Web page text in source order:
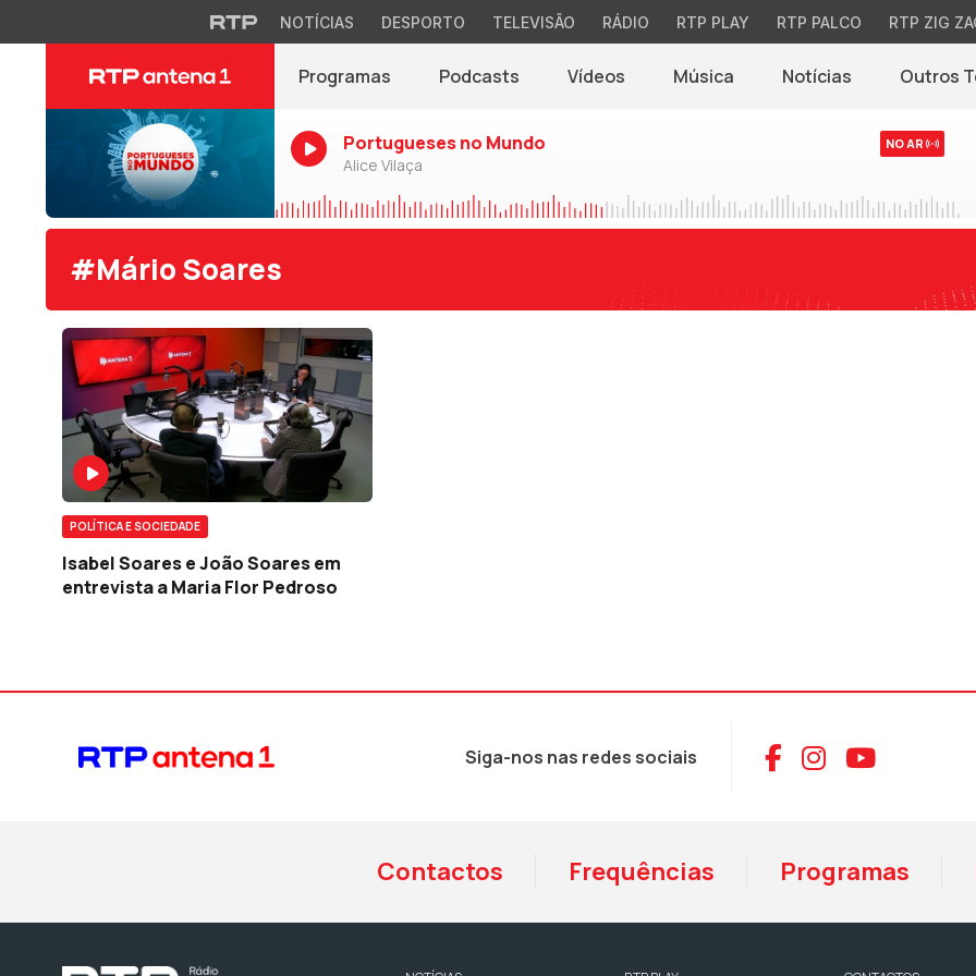
NOTÍCIAS DESPORTO TELEVISÃO RÁDIO RTP PLAY RTP PALCO RTP ZIG
Programas Podcasts Vídeos Música Notícias(abre em nova
Outros
Portugueses no Mundo
Alice Vilaça
NO AR
#Mário Soares
POLÍTICA E SOCIEDADE
Isabel Soares e João Soares em
entrevista a Maria Flor Pedroso
Siga-nos nas redes sociais Aceder ao
Aceder ao
Aceder
Contactos Frequências Programas